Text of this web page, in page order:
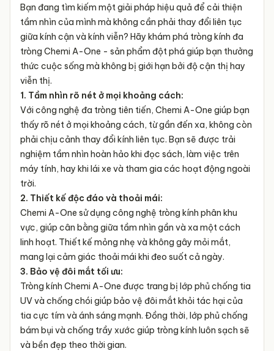
Bạn đang tìm kiếm một giải pháp hiệu quả để cải thiện
tầm nhìn của mình mà không cần phải thay đổi liên tục
giữa kính cận và kính viễn? Hãy khám phá tròng kính đa
tròng Chemi A-One - sản phẩm đột phá giúp bạn thưởng
thức cuộc sống mà không bị giới hạn bởi độ cận thị hay
viễn thị.
1. Tầm nhìn rõ nét ở mọi khoảng cách:
Với công nghệ đa tròng tiên tiến, Chemi A-One giúp bạn
thấy rõ nét ở mọi khoảng cách, từ gần đến xa, không còn
phải chịu cảnh thay đổi kính liên tục. Bạn sẽ được trải
nghiệm tầm nhìn hoàn hảo khi đọc sách, làm việc trên
máy tính, hay khi lái xe và tham gia các hoạt động ngoài
trời.
2. Thiết kế độc đáo và thoải mái:
Chemi A-One sử dụng công nghệ tròng kính phân khu
vực, giúp cân bằng giữa tầm nhìn gần và xa một cách
linh hoạt. Thiết kế mỏng nhẹ và không gây mỏi mắt,
mang lại cảm giác thoải mái khi đeo suốt cả ngày.
3. Bảo vệ đôi mắt tối ưu:
Tròng kính Chemi A-One được trang bị lớp phủ chống tia
UV và chống chói giúp bảo vệ đôi mắt khỏi tác hại của
tia cực tím và ánh sáng mạnh. Đồng thời, lớp phủ chống
bám bụi và chống trầy xước giúp tròng kính luôn sạch sẽ
và bền đẹp theo thời gian.